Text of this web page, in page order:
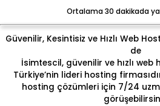
Ortalama 30 dakikada
Güvenilir, Kesintisiz ve Hızlı Web
de
İsimtescil, güvenilir ve hızlı
Türkiye’nin lideri hosting
hosting çözümleri için 7/24